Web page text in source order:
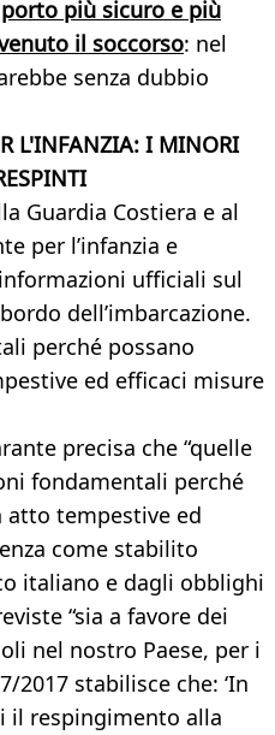
porto più sicuro e più
il soccorso: nel
senza dubbio
L'INFANZIA: I MINORI
Guardia Costiera e al
per l’infanzia e
ufficiali sul
dell’imbarcazione.
perché possano
ed efficaci misure
precisa che “quelle
fondamentali perché
atto tempestive ed
come stabilito
italiano e dagli obblighi
“sia a favore dei
nel nostro Paese, per i
2017 stabilisce che: ‘In
il respingimento alla